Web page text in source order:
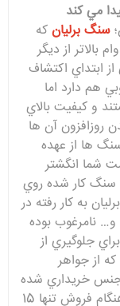
سنگ برليان که
از ديگر
ابتداي اکتشاف
هم دارد اما
و کيفيت بالاي
روزافزون آن ها
ها از عهده
شما انگشتر
سنگ کار شده روي
به کار رفته در
نامرغوب بوده
جلوگيري از
از جواهر
جنس خريداري شده
را تضمين کنند. جواهر فروشي هاي معتبر هنگام فروش تنها 15